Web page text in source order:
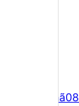
Amanhã